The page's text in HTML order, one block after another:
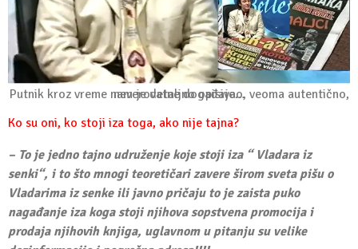
Putnik kroz vreme nam je detaljno opisivao, veoma autentično, neverovatne događaje…
Ko su oni, ko stoji iza toga, ako nije tajna?
– To je jedno tajno udruženje koje stoji iza “ Vladara iz
senki“, i to što mnogi teoretičari zavere širom sveta pišu o
Vladarima iz senke ili javno pričaju to je zaista puko
nagađanje iza koga stoji njihova sopstvena promocija i
prodaja njihovih knjiga, uglavnom u pitanju su velike